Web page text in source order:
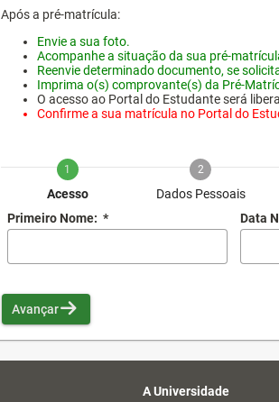
Após a pré-matrícula:
Envie a sua foto.
Acompanhe a situação da sua pré-
Reenvie determinado documento, se
Imprima o(s) comprovante(s) da Pré-
O acesso ao Portal do Estudante será
Confirme a sua matrícula no Portal do
1
Acesso
2
Dados Pessoais
Primeiro Nome: * Data
Avançar
A Universidade